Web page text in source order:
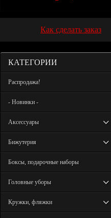
Как сделать заказ
КАТЕГОРИИ
Распродажа!
- Новинки -
Аксессуары
Бижутерия
Боксы, подарочные наборы
Головные уборы
Кружки, фляжки